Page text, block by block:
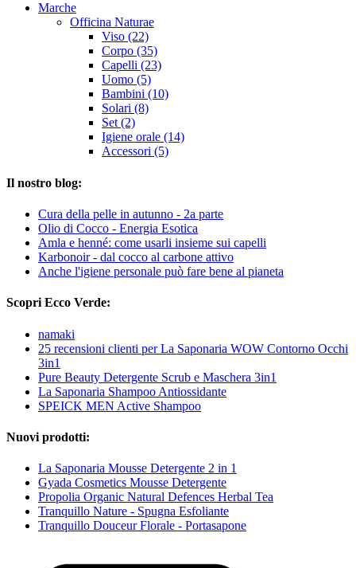
Marche
Officina Naturae
Viso (22)
Corpo (35)
Capelli (23)
Uomo (5)
Bambini (10)
Solari (8)
Set (2)
Igiene orale (14)
Accessori (5)
Il nostro blog:
Cura della pelle in autunno - 2a parte
Olio di Cocco - Energia Esotica
Amla e henné: come usarli insieme sui capelli
Karbonoir - dal cocco al carbone attivo
Anche l'igiene personale può fare bene al pianeta
Scopri Ecco Verde:
namaki
25 recensioni clienti per La Saponaria WOW Contorno Occhi
3in1
Pure Beauty Detergente Scrub e Maschera 3in1
La Saponaria Shampoo Antiossidante
SPEICK MEN Active Shampoo
Nuovi prodotti:
La Saponaria Mousse Detergente 2 in 1
Gyada Cosmetics Mousse Detergente
Propolia Organic Natural Defences Herbal Tea
Tranquillo Nature - Spugna Esfoliante
Tranquillo Douceur Florale - Portasapone